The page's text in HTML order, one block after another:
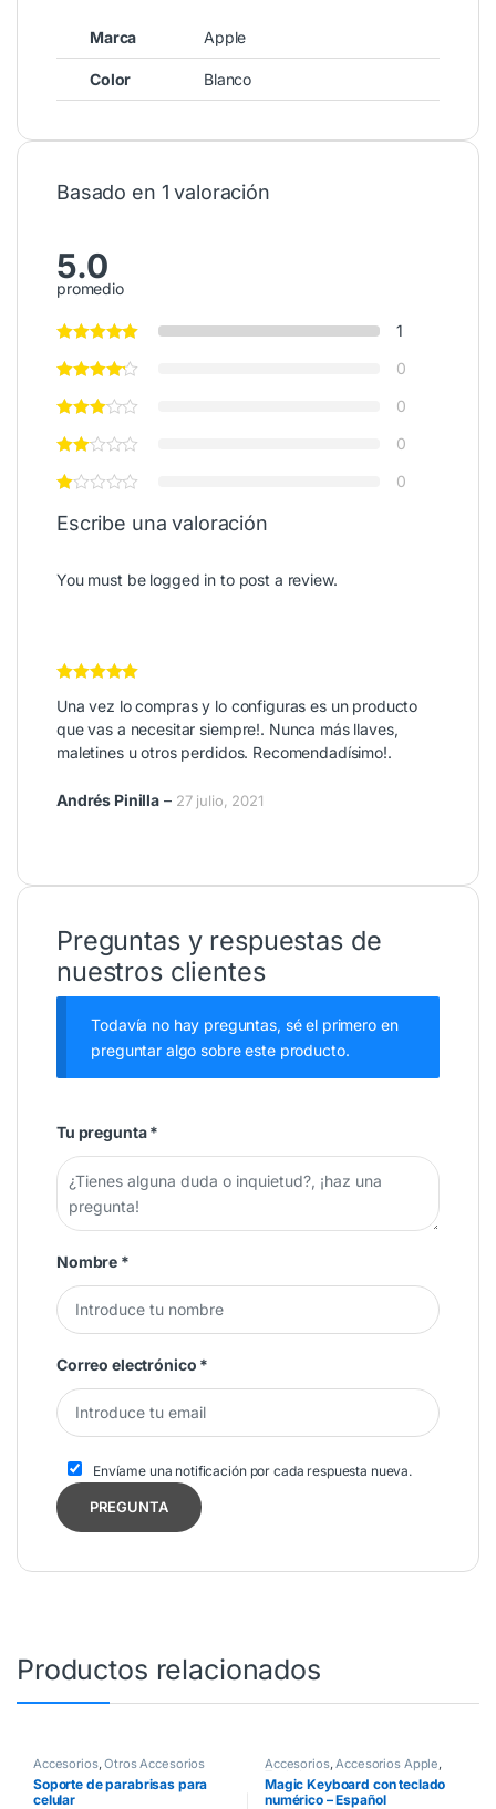
Marca Apple
Color Blanco
Basado en 1 valoración
5.0
promedio
1
0
0
0
0
Escribe una valoración
You must be logged in to post a review.
de 5
Una vez lo compras y lo configuras es un producto
que vas a necesitar siempre!. Nunca más llaves,
maletines u otros perdidos. Recomendadísimo!.
Andrés Pinilla – 27 julio, 2021
Preguntas y respuestas de
nuestros clientes
Todavía no hay preguntas, sé el primero en
preguntar algo sobre este producto.
Tu pregunta*
Nombre *
Correo electrónico *
Envíame una notificación por cada respuesta nueva.
Productos relacionados
Accesorios,Otros Accesorios
Soporte de parabrisas para
celular
Accesorios,Accesorios Apple,
Teclados
Magic Keyboard con teclado
numérico – Español